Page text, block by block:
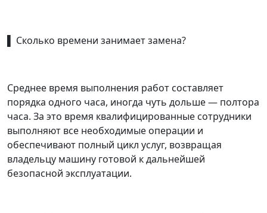
▌ Сколько времени занимает замена?
Среднее время выполнения работ составляет
порядка одного часа, иногда чуть дольше — полтора
часа. За это время квалифицированные сотрудники
выполняют все необходимые операции и
обеспечивают полный цикл услуг, возвращая
владельцу машину готовой к дальнейшей
безопасной эксплуатации.